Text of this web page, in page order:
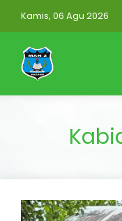
Kamis, 06 Agu 2026